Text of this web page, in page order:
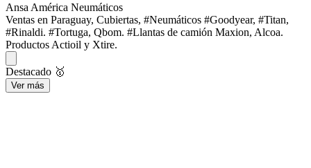
Ansa América Neumáticos
Ventas en Paraguay, Cubiertas, #Neumáticos #Goodyear, #Titan,
#Rinaldi. #Tortuga, Qbom. #Llantas de camión Maxion, Alcoa.
Productos Actioil y Xtire.
Destacado 🥇
Ver más